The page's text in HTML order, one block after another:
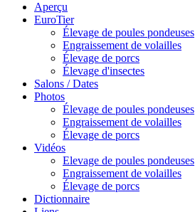
Aperçu
EuroTier
Élevage de poules pondeuses
Engraissement de volailles
Élevage de porcs
Élevage d'insectes
Salons / Dates
Photos
Élevage de poules pondeuses
Engraissement de volailles
Élevage de porcs
Vidéos
Elevage de poules pondeuses
Engraissement de volailles
Élevage de porcs
Dictionnaire